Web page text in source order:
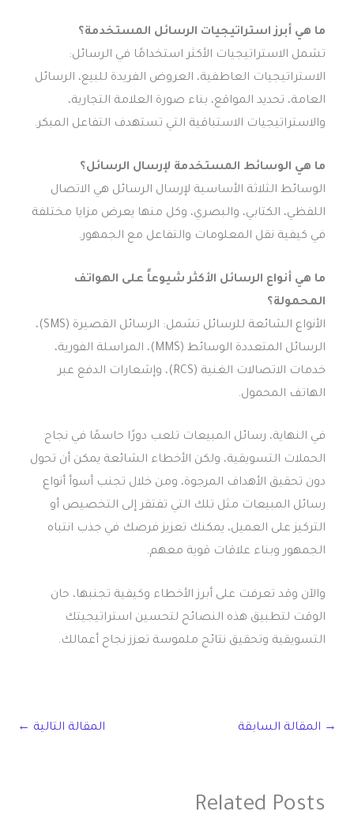
ما هي أبرز استراتيجيات الرسائل المستخدمة؟
تشمل الاستراتيجيات الأكثر استخدامًا في الرسائل:
الاستراتيجيات العاطفية، العروض الفريدة للبيع، الرسائل
العامة، تحديد المواقع، بناء صورة العلامة التجارية،
والاستراتيجيات الاستباقية التي تستهدف التفاعل المبكر.
ما هي الوسائط المستخدمة لإرسال الرسائل؟
الوسائط الثلاثة الأساسية لإرسال الرسائل هي الاتصال
اللفظي، الكتابي، والبصري، وكل منها يعرض مزايا مختلفة
في كيفية نقل المعلومات والتفاعل مع الجمهور.
ما هي أنواع الرسائل الأكثر شيوعاً على الهواتف
المحمولة؟
الأنواع الشائعة للرسائل تشمل: الرسائل القصيرة (SMS)،
الرسائل المتعددة الوسائط (MMS)، المراسلة الفورية،
خدمات الاتصالات الغنية (RCS)، وإشعارات الدفع عبر
الهاتف المحمول.
في النهاية، رسائل المبيعات تلعب دورًا حاسمًا في نجاح
الحملات التسويقية، ولكن الأخطاء الشائعة يمكن أن تحول
دون تحقيق الأهداف المرجوة، ومن خلال تجنب أسوأ أنواع
رسائل المبيعات مثل تلك التي تفتقر إلى التخصيص أو
التركيز على العميل، يمكنك تعزيز فرصك في جذب انتباه
الجمهور وبناء علاقات قوية معهم.
والآن وقد تعرفت على أبرز الأخطاء وكيفية تجنبها، حان
الوقت لتطبيق هذه النصائح لتحسين استراتيجيتك
التسويقية وتحقيق نتائج ملموسة تعزز نجاح أعمالك.
→ المقالة السابقة المقالة التالية ←
Related Posts